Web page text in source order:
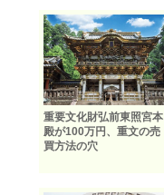
重要文化財弘前東照宮本
殿が100万円、重文の売
買方法の穴